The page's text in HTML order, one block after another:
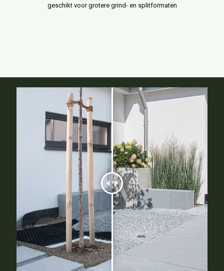
geschikt voor grotere grind- en splitformaten